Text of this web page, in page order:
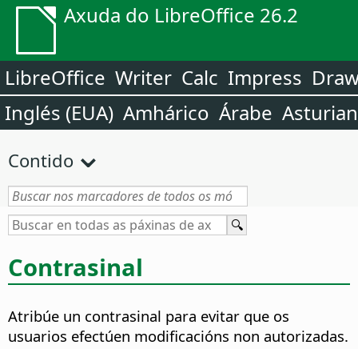
Axuda do LibreOffice 26.2
LibreOffice Writer Calc Impress
Inglés (EUA) Amhárico Árabe
Contido
Contrasinal
Atribúe un contrasinal para evitar que os
usuarios efectúen modificacións non autorizadas.